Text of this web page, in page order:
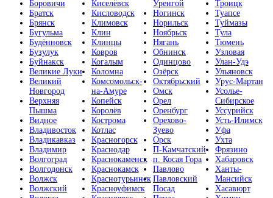
Боровичи
Братск
Брянск
Бугульма
Будённовск
Бузулук
Буйнакск
Великие Луки
Великий
Новгород
Верхняя
Пышма
Видное
Владивосток
Владикавказ
Владимир
Волгоград
Волгодонск
Волжск
Волжский
Киселёвск
Кисловодск
Климовск
Клин
Клинцы
Ковров
Когалым
Коломна
Комсомольск-
на-Амуре
Копейск
Королёв
Кострома
Котлас
Красногорск
Краснодар
Краснокаменск
Краснокамск
Краснотурьинск
Красноуфимск
Уренгой
Ногинск
Норильск
Ноябрьск
Нягань
Обнинск
Одинцово
Озёрск
Октябрьский
Омск
Орел
Оренбург
Орехово-
Зуево
Орск
П-Камчатский
п. Косая Гора
Павлово
Павловский
Посад
Троицк
Туапсе
Туймазы
Тула
Тюмень
Узловая
Улан-Удэ
Ульяновск
Урус-Мартан
Усолье-
Сибирское
Уссурийск
Усть-Илимск
Уфа
Ухта
Фрязино
Хабаровск
Ханты-
Мансийск
Хасавюрт